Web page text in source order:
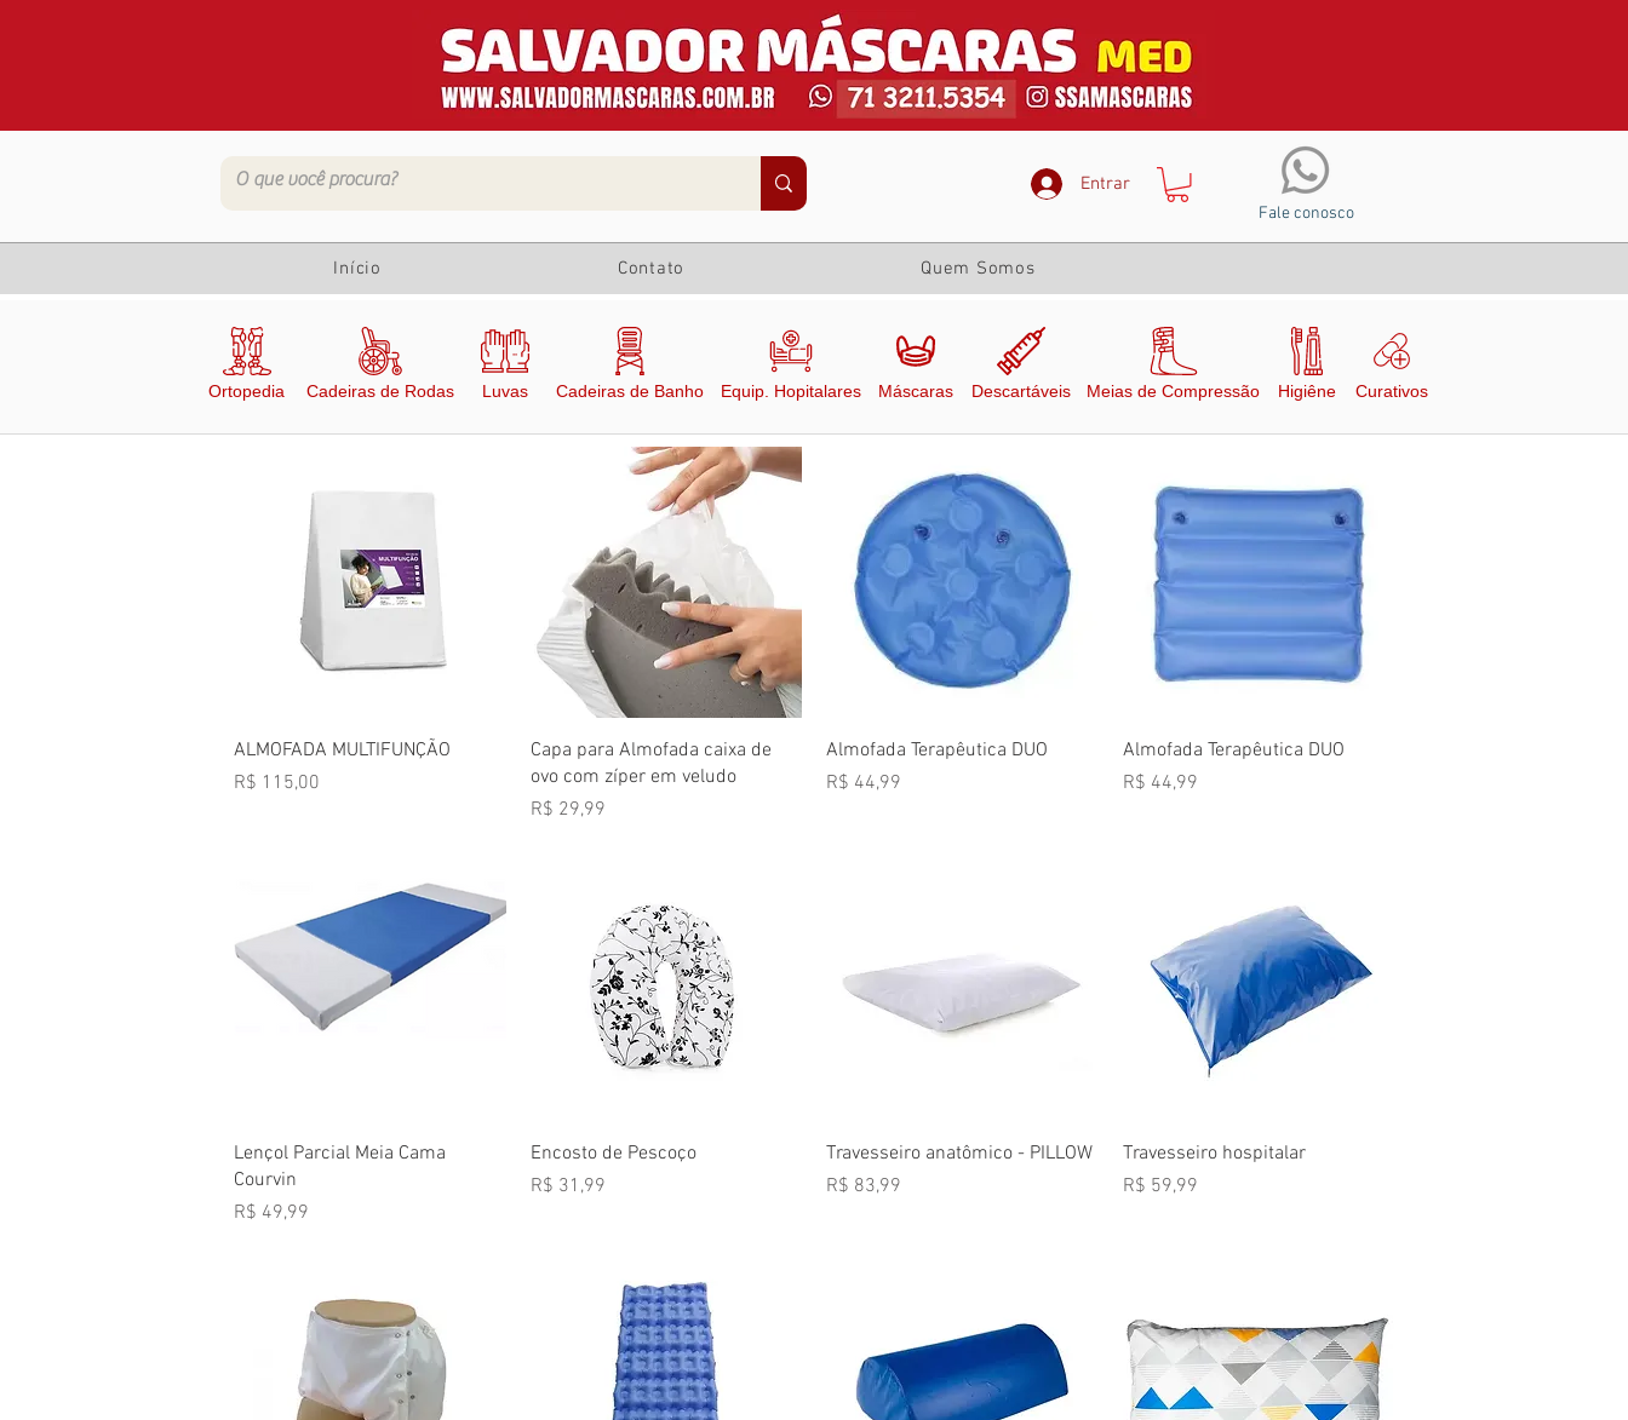
Início Contato Quem Somos
Entrar
Fale conosco
Ortopedia Cadeiras de Rodas Luvas Cadeiras de Banho Equip. Hopitalares Máscaras Descartáveis Meias de Compressão Higiêne Curativos
Visualização rápida
ALMOFADA MULTIFUNÇÃO
Preço
R$ 115,00
Visualização rápida
Capa para Almofada caixa de
ovo com zíper em veludo
Preço
R$ 29,99
Visualização rápida
Almofada Terapêutica DUO
Preço
R$ 44,99
Visualização rápida
Almofada Terapêutica DUO
Preço
R$ 44,99
Visualização rápida
Lençol Parcial Meia Cama
Courvin
Preço
R$ 49,99
Visualização rápida
Encosto de Pescoço
Preço
R$ 31,99
Visualização rápida
Travesseiro anatômico - PILLOW
Preço
R$ 83,99
Visualização rápida
Travesseiro hospitalar
Preço
R$ 59,99